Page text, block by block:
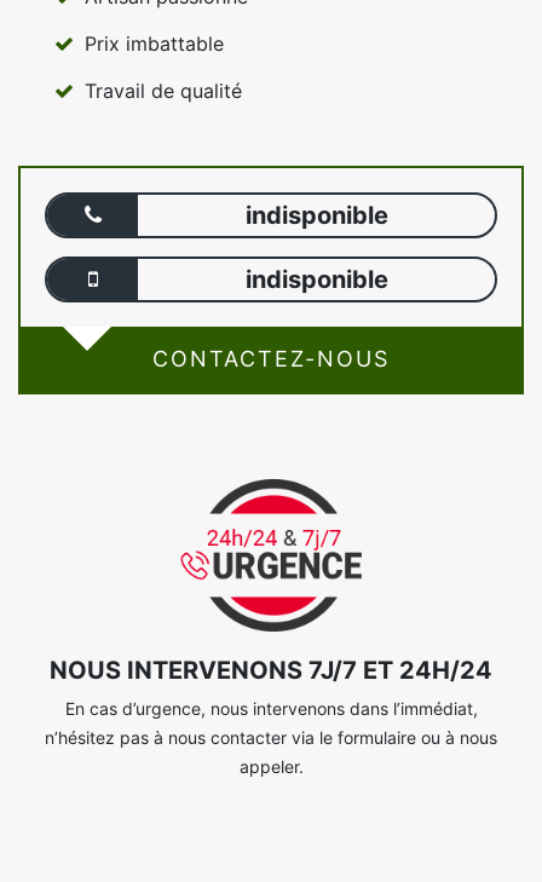
Prix imbattable
Travail de qualité
indisponible
indisponible
CONTACTEZ-NOUS
NOUS INTERVENONS 7J/7 ET 24H/24
En cas d’urgence, nous intervenons dans l’immédiat,
n’hésitez pas à nous contacter via le formulaire ou à nous
appeler.